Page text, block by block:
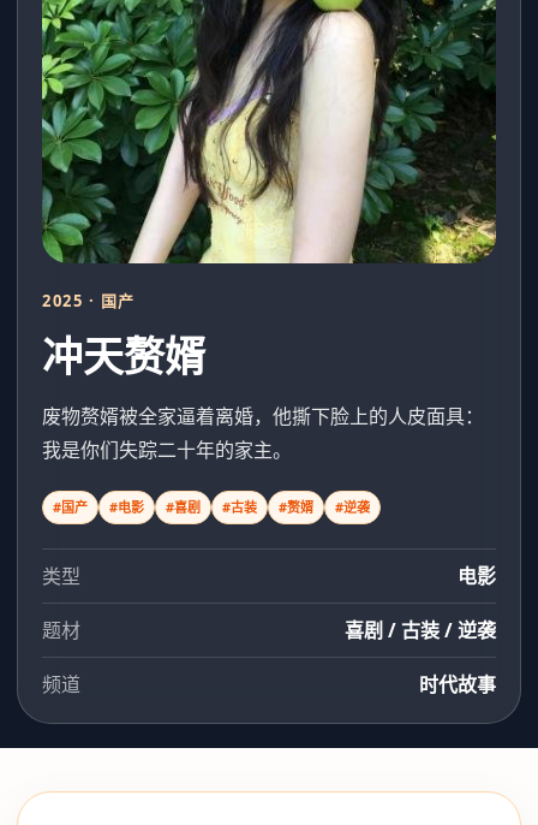
2025 · 国产
冲天赘婿
废物赘婿被全家逼着离婚，他撕下脸上的人皮面具：
我是你们失踪二十年的家主。
#国产 #电影 #喜剧 #古装 #赘婿 #逆袭
类型 电影
题材 喜剧 / 古装 / 逆袭
频道 时代故事